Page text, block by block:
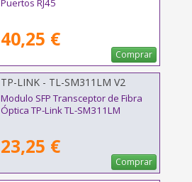
Puertos RJ45
40,25 €
Comprar
TP-LINK - TL-SM311LM V2
Modulo SFP Transceptor de Fibra
Óptica TP-Link TL-SM311LM
23,25 €
Comprar